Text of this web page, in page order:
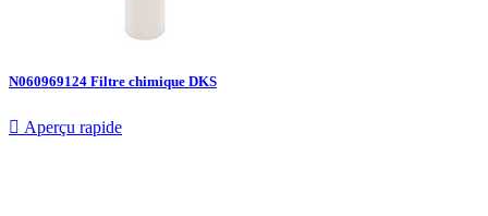
N060969124 Filtre chimique DKS
 Aperçu rapide